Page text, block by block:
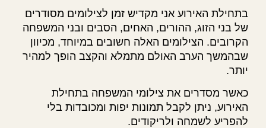
בתחילת האירוע אני מקדיש זמן לצילומים מסודרים
של בני הזוג, ההורים, האחים, הסבים ובני המשפחה
הקרובים. הצילומים האלה חשובים במיוחד, מכיוון
שבהמשך הערב האולם מתמלא והקצב הופך למהיר
יותר.
כאשר מסדרים את צילומי המשפחה בתחילת
האירוע, ניתן לקבל תמונות יפות ומכובדות בלי
להפריע לשמחה ולריקודים.